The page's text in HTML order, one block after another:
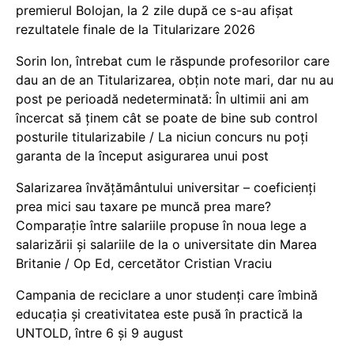
premierul Bolojan, la 2 zile după ce s-au afișat
rezultatele finale de la Titularizare 2026
Sorin Ion, întrebat cum le răspunde profesorilor care
dau an de an Titularizarea, obțin note mari, dar nu au
post pe perioadă nedeterminată: În ultimii ani am
încercat să ținem cât se poate de bine sub control
posturile titularizabile / La niciun concurs nu poți
garanta de la început asigurarea unui post
Salarizarea învățământului universitar – coeficienți
prea mici sau taxare pe muncă prea mare?
Comparație între salariile propuse în noua lege a
salarizării și salariile de la o universitate din Marea
Britanie / Op Ed, cercetător Cristian Vraciu
Campania de reciclare a unor studenți care îmbină
educația și creativitatea este pusă în practică la
UNTOLD, între 6 și 9 august